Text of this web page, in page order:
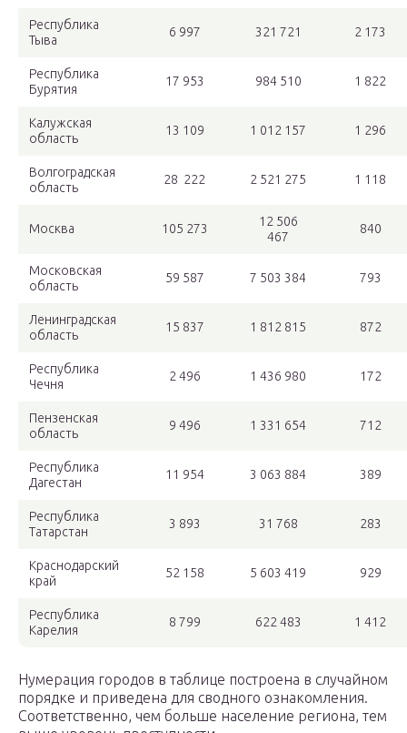
Республика
Тыва
6 997 321 721 2 173
Республика
Бурятия
17 953 984 510 1 822
Калужская
область
13 109 1 012 157 1 296
Волгоградская
область
28 222 2 521 275 1 118
Москва 105 273
12 506
467
840
Московская
область
59 587 7 503 384 793
Ленинградская
область
15 837 1 812 815 872
Республика
Чечня
2 496 1 436 980 172
Пензенская
область
9 496 1 331 654 712
Республика
Дагестан
11 954 3 063 884 389
Республика
Татарстан
3 893 31 768 283
Краснодарский
край
52 158 5 603 419 929
Республика
Карелия
8 799 622 483 1 412
Нумерация городов в таблице построена в случайном
порядке и приведена для сводного ознакомления.
Соответственно, чем больше население региона, тем